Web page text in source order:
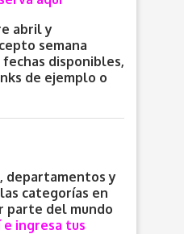
abril y
semana
fechas disponibles,
de ejemplo o
departamentos y
categorías en
parte del mundo
e ingresa tus